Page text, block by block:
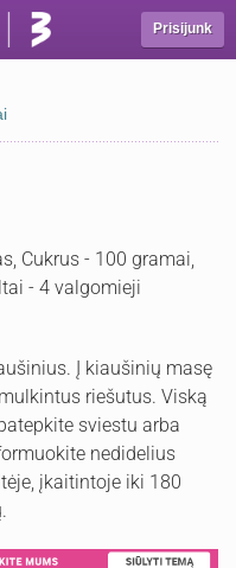
Prisijunk
Cukrus - 100 gramai,
- 4 valgomieji
Į kiaušinių masę
riešutus. Viską
sviestu arba
nedidelius
įkaitintoje iki 180